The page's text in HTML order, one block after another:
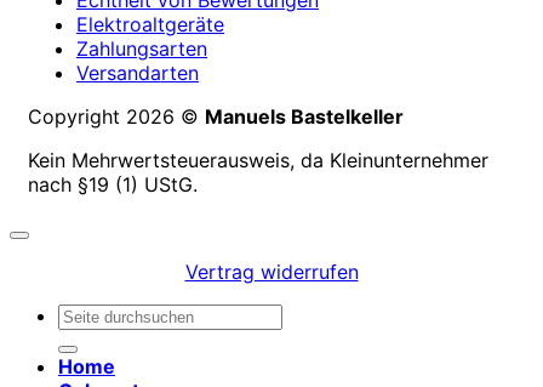
Elektroaltgeräte
Zahlungsarten
Versandarten
Copyright 2026 © Manuels Bastelkeller
Kein Mehrwertsteuerausweis, da Kleinunternehmer
nach §19 (1) UStG.
Vertrag widerrufen
Suchen
Home